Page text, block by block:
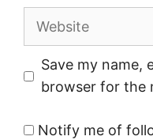
Website
Save my name,
browser for the
Notify me of